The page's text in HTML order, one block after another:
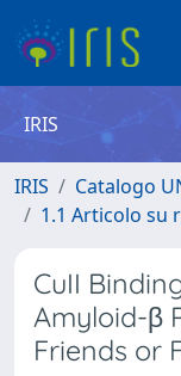
IRIS
IRIS Catalogo
1.1 Articolo su
CuII
Amyloid-β
Friends or